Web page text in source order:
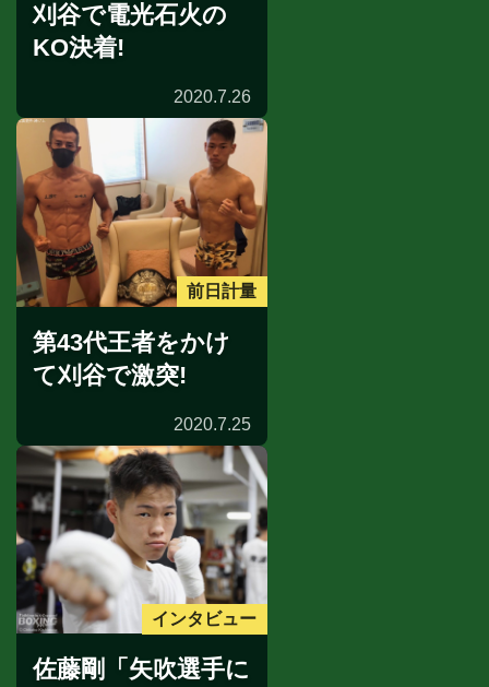
刈谷で電光石火の
KO決着!
2020.7.26
前日計量
第43代王者をかけ
て刈谷で激突!
2020.7.25
インタビュー
佐藤剛「矢吹選手に